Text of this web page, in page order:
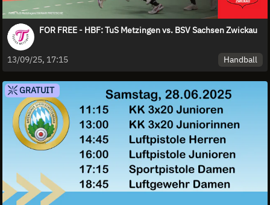
FOR FREE - HBF: TuS Metzingen vs. BSV Sachsen Zwickau
13/09/25, 17:15 Handball
GRATUIT